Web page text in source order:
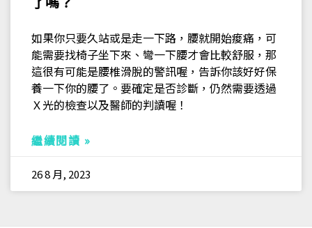
如果你只要久站或是走一下路，腰就開始痠痛，可
能需要找椅子坐下來、彎一下腰才會比較舒服，那
這很有可能是腰椎滑脫的警訊喔，告訴你該好好保
養一下你的腰了。要確定是否診斷，仍然需要透過
Ｘ光的檢查以及醫師的判讀喔！
繼續閱讀 »
26 8 月, 2023